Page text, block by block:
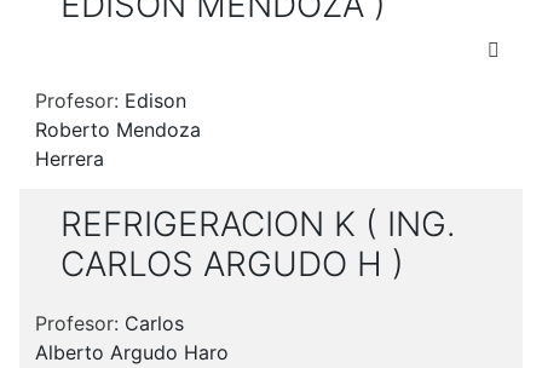
Profesor: Edison
Roberto Mendoza
Herrera
REFRIGERACION K ( ING.
CARLOS ARGUDO H )
Profesor: Carlos
Alberto Argudo Haro